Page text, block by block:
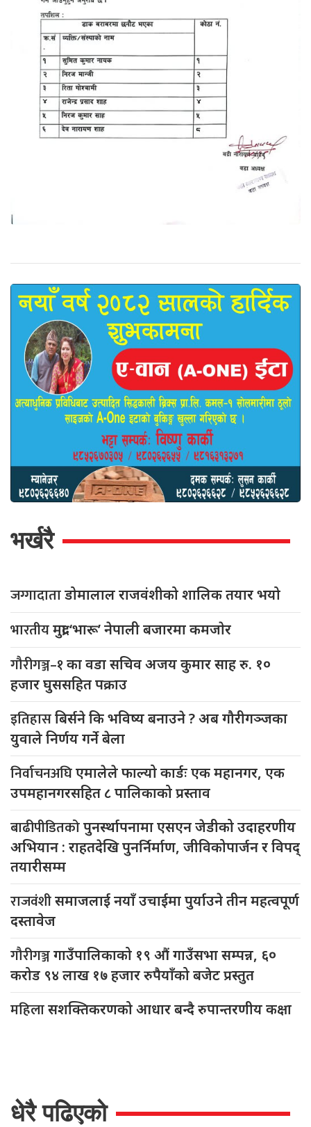
भर्खरै
जग्गादाताडोमालाल राजवंशीको शालिक तयार भयो
भारतीयमुद्रा ‘भारू’ नेपाली बजारमा कमजाेर
गौरीगञ्ज–१का वडा सचिव अजय कुमार साह रु. १०
हजार घुससहित पक्राउ
इतिहासबिर्सने कि भविष्य बनाउने ? अब गौरीगञ्जका
युवाले निर्णय गर्ने बेला
निर्वाचनअघिएमालेले फाल्यो कार्डः एक महानगर, एक
उपमहानगरसहित ८ पालिकाको प्रस्ताव
बाढीपीडितकोपुनर्स्थापनामा एसएन जेडीको उदाहरणीय
अभियान : राहतदेखि पुनर्निर्माण, जीविकोपार्जन र विपद्
तयारीसम्म
राजवंशीसमाजलाई नयाँ उचाईमा पुर्याउने तीन महत्वपूर्ण
दस्तावेज
गौरीगञ्जगाउँपालिकाको १९ औं गाउँसभा सम्पन्न, ६०
करोड ९४ लाख १७ हजार रुपैयाँको बजेट प्रस्तुत
महिलासशक्तिकरणको आधार बन्दै रुपान्तरणीय कक्षा
धेरै पढिएको